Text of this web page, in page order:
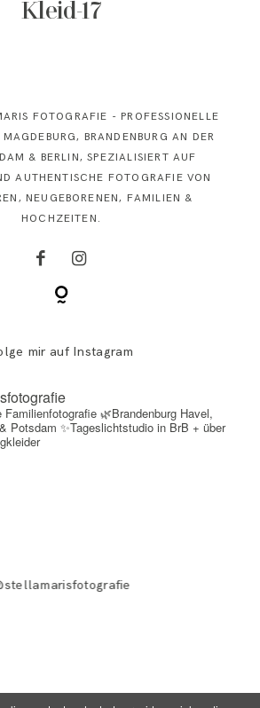
Kleid-17
FOTOGRAFIE - PROFESSIONELLE
BRANDENBURG AN DER
& BERLIN, SPEZIALISIERT AUF
AUTHENTISCHE FOTOGRAFIE VON
NEUGEBORENEN, FAMILIEN &
HOCHZEITEN.
mir auf Instagram
Familienfotografie🌿Brandenburg Havel,
Potsdam ✨Tageslichtstudio in BrB + über